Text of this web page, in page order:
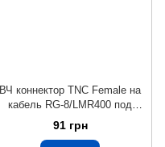
ВЧ коннектор TNC Female на
кабель RG-8/LMR400 под
обжим
91 грн